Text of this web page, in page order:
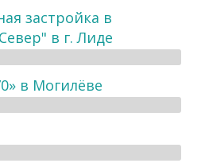
застройка в
в г. Лиде
в Могилёве